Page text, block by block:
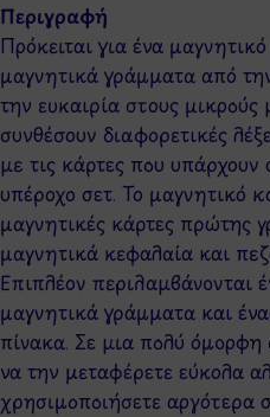
Περιγραφή
Πρόκειται για ένα
μαγνητικά γράμματα από
την ευκαιρία στους
συνθέσουν διαφορετικές
με τις κάρτες που
υπέροχο σετ. Το μαγνητικό
μαγνητικές κάρτες πρώτης
μαγνητικά κεφαλαία και
Επιπλέον περιλαμβάνονται
μαγνητικά γράμματα και
πίνακα. Σε μια πολύ όμορφη
να την μεταφέρετε εύκολα
χρησιμοποιήσετε